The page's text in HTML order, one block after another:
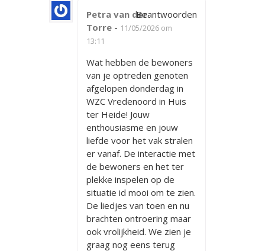
Petra van der
Torre - 11/05/2026 om
13:11
Wat hebben de bewoners
van je optreden genoten
afgelopen donderdag in
WZC Vredenoord in Huis
ter Heide! Jouw
enthousiasme en jouw
liefde voor het vak stralen
er vanaf. De interactie met
de bewoners en het ter
plekke inspelen op de
situatie id mooi om te zien.
De liedjes van toen en nu
brachten ontroering maar
ook vrolijkheid. We zien je
graag nog eens terug
Beantwoorden